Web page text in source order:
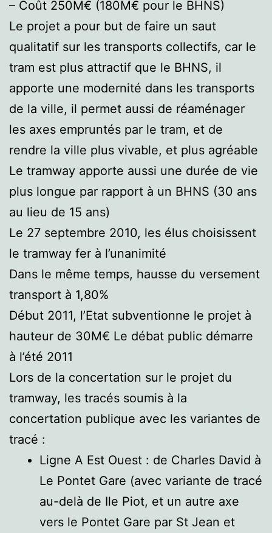
– Coût 250M€ (180M€ pour le BHNS)
Le projet a pour but de faire un saut
qualitatif sur les transports collectifs, car le
tram est plus attractif que le BHNS, il
apporte une modernité dans les transports
de la ville, il permet aussi de réaménager
les axes empruntés par le tram, et de
rendre la ville plus vivable, et plus agréable
Le tramway apporte aussi une durée de vie
plus longue par rapport à un BHNS (30 ans
au lieu de 15 ans)
Le 27 septembre 2010, les élus choisissent
le tramway fer à l’unanimité
Dans le même temps, hausse du versement
transport à 1,80%
Début 2011, l’Etat subventionne le projet à
hauteur de 30M€ Le débat public démarre
à l’été 2011
Lors de la concertation sur le projet du
tramway, les tracés soumis à la
concertation publique avec les variantes de
tracé :
Ligne A Est Ouest : de Charles David à
Le Pontet Gare (avec variante de tracé
au-delà de Ile Piot, et un autre axe
vers le Pontet Gare par St Jean et